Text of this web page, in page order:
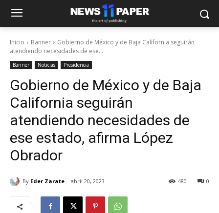
Inicio Banner
Gobierno de México y de Baja California seguirán
atendiendo necesidades de ese...
Banner Noticias Presidencia
Gobierno de México y de Baja
California seguirán
atendiendo necesidades de
ese estado, afirma López
Obrador
By Eder Zarate abril 20, 2023 0
480